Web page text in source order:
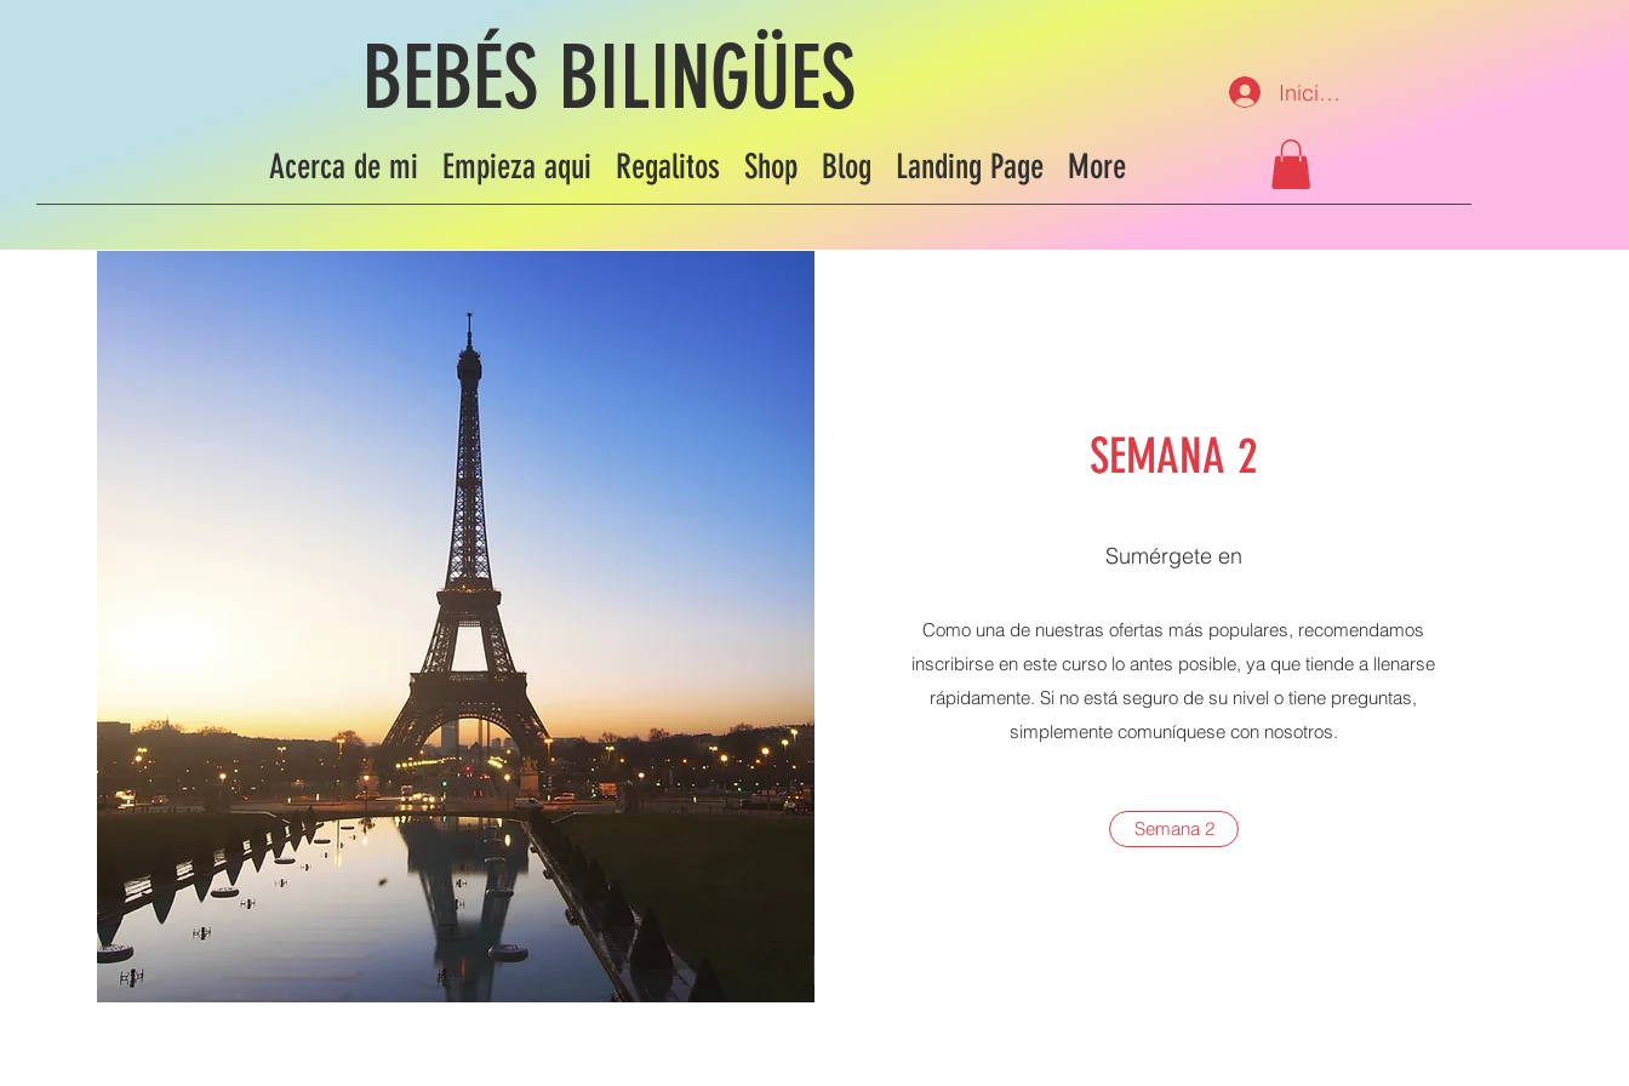
BEBÉS BILINGÜES
Acerca de mi Empieza aqui Regalitos Shop Blog Landing Page More
Iniciar sesión
SEMANA 2
Sumérgete en
Como una de nuestras ofertas más populares, recomendamos
inscribirse en este curso lo antes posible, ya que tiende a llenarse
rápidamente. Si no está seguro de su nivel o tiene preguntas,
simplemente comuníquese con nosotros.
Semana 2